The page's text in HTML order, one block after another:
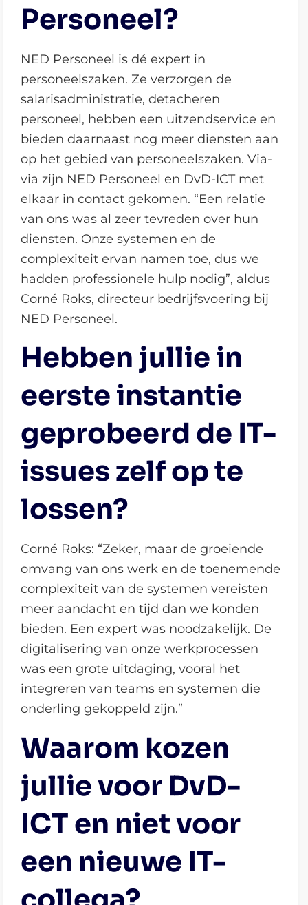
Personeel?
NED Personeel is dé expert in
personeelszaken. Ze verzorgen de
salarisadministratie, detacheren
personeel, hebben een uitzendservice en
bieden daarnaast nog meer diensten aan
op het gebied van personeelszaken. Via-
via zijn NED Personeel en DvD-ICT met
elkaar in contact gekomen. “Een relatie
van ons was al zeer tevreden over hun
diensten. Onze systemen en de
complexiteit ervan namen toe, dus we
hadden professionele hulp nodig”, aldus
Corné Roks, directeur bedrijfsvoering bij
NED Personeel.
Hebben jullie in
eerste instantie
geprobeerd de IT-
issues zelf op te
lossen?
Corné Roks: “Zeker, maar de groeiende
omvang van ons werk en de toenemende
complexiteit van de systemen vereisten
meer aandacht en tijd dan we konden
bieden. Een expert was noodzakelijk. De
digitalisering van onze werkprocessen
was een grote uitdaging, vooral het
integreren van teams en systemen die
onderling gekoppeld zijn.”
Waarom kozen
jullie voor DvD-
ICT en niet voor
een nieuwe IT-